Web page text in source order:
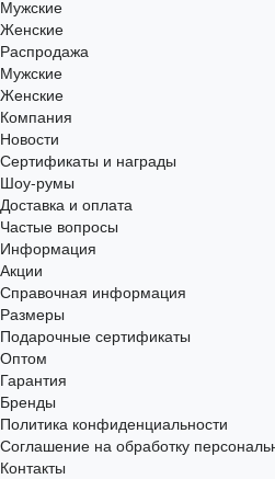
Мужские
Женские
Распродажа
Мужские
Женские
Компания
Новости
Сертификаты и награды
Шоу-румы
Доставка и оплата
Частые вопросы
Информация
Акции
Справочная информация
Размеры
Подарочные сертификаты
Оптом
Гарантия
Бренды
Политика конфиденциальности
Соглашение на обработку
Контакты